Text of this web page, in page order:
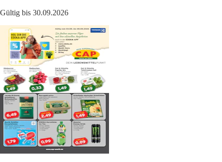
Gültig bis 30.09.2026